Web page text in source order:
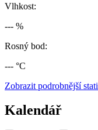
Vlhkost:
--- %
Rosný bod:
--- °C
Zobrazit podrobnější
Kalendář